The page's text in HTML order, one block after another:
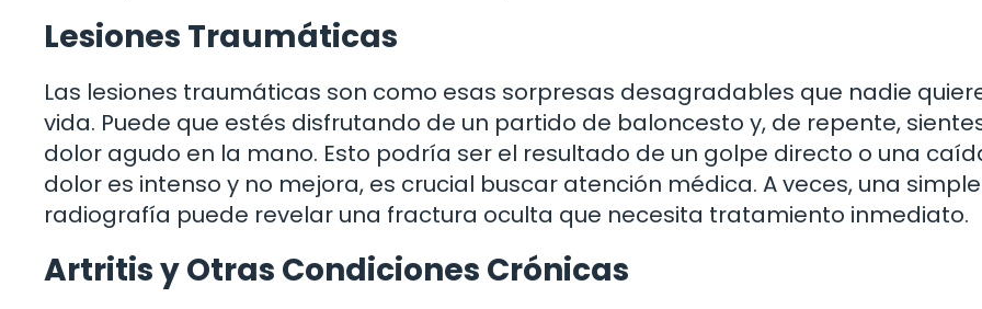
Lesiones Traumáticas
Las lesiones traumáticas son como esas sorpresas desagradables que nadie
vida. Puede que estés disfrutando de un partido de baloncesto y, de repente,
dolor agudo en la mano. Esto podría ser el resultado de un golpe directo o una
dolor es intenso y no mejora, es crucial buscar atención médica. A veces, una simple
radiografía puede revelar una fractura oculta que necesita tratamiento inmediato.
Artritis y Otras Condiciones Crónicas